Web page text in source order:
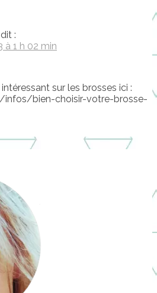
dit :
à 1 h 02 min
intéressant sur les brosses ici :
bien-choisir-votre-brosse-